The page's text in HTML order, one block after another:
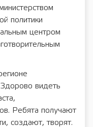
политики
центром
видеть
Ребята получают
создают, творят.